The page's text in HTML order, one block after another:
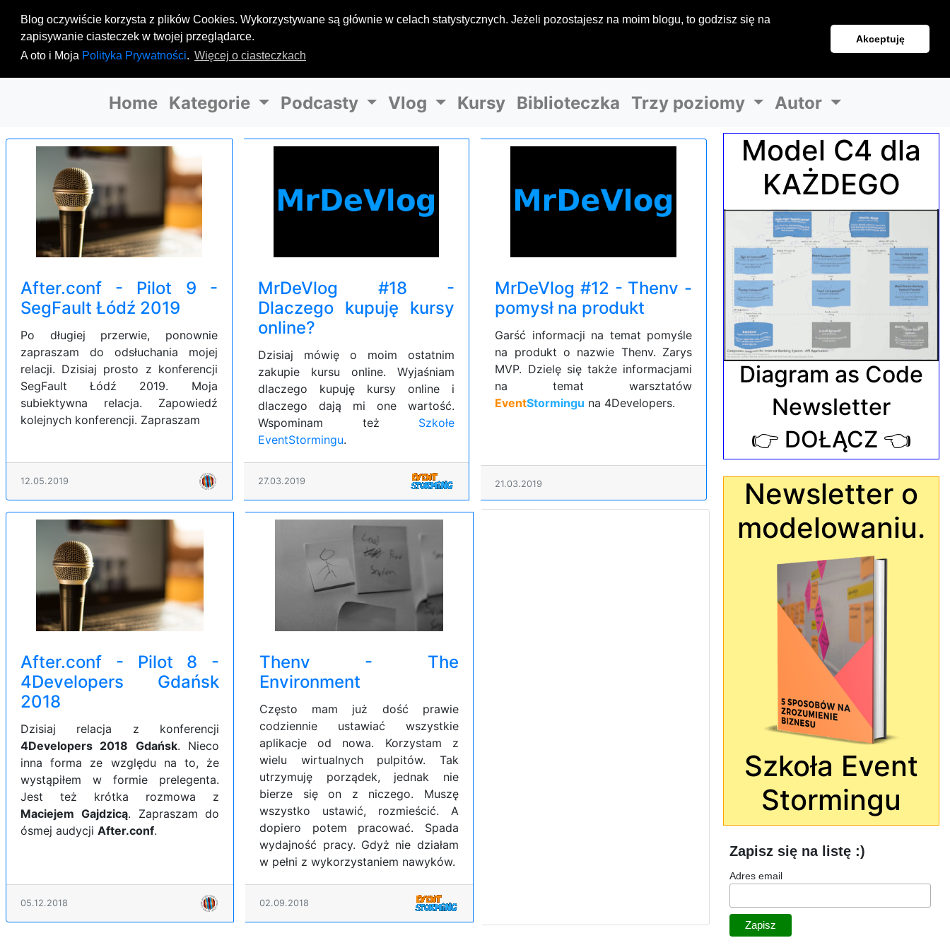
Blog oczywiście korzysta z plików Cookies. Wykorzystywane są głównie w celach statystycznych. Jeżeli pozostajesz na moim blogu, to godzisz się na
zapisywanie ciasteczek w twojej przeglądarce.
A oto i Moja Polityka Prywatności. Więcej o ciasteczkach
Akceptuję
Home Kategorie Podcasty Vlog Kursy Biblioteczka Trzy poziomy Autor
After.conf - Pilot 9 -
SegFault Łódź 2019
Po długiej przerwie, ponownie
zapraszam do odsłuchania mojej
relacji. Dzisiaj prosto z konferencji
SegFault Łódź 2019. Moja
subiektywna relacja. Zapowiedź
kolejnych konferencji. Zapraszam
12.05.2019
MrDeVlog #18 -
Dlaczego kupuję kursy
online?
Dzisiaj mówię o moim ostatnim
zakupie kursu online. Wyjaśniam
dlaczego kupuję kursy online i
dlaczego dają mi one wartość.
Wspominam też Szkołe
EventStormingu.
27.03.2019
MrDeVlog #12 - Thenv -
pomysł na produkt
Garść informacji na temat pomyśle
na produkt o nazwie Thenv. Zarys
MVP. Dzielę się także informacjami
na temat warsztatów
EventStormingu na 4Developers.
21.03.2019
After.conf - Pilot 8 -
4Developers Gdańsk
2018
Dzisiaj relacja z konferencji
4Developers 2018 Gdańsk. Nieco
inna forma ze względu na to, że
wystąpiłem w formie prelegenta.
Jest też krótka rozmowa z
Maciejem Gajdzicą. Zapraszam do
ósmej audycji After.conf.
05.12.2018
Thenv - The
Environment
Często mam już dość prawie
codziennie ustawiać wszystkie
aplikacje od nowa. Korzystam z
wielu wirtualnych pulpitów. Tak
utrzymuję porządek, jednak nie
bierze się on z niczego. Muszę
wszystko ustawić, rozmieścić. A
dopiero potem pracować. Spada
wydajność pracy. Gdyż nie działam
w pełni z wykorzystaniem nawyków.
02.09.2018
Model C4 dla
KAŻDEGO
Diagram as Code
Newsletter
👉 DOŁĄCZ 👈
Newsletter o
modelowaniu.
Szkoła Event
Stormingu
Zapisz się na listę :)
Adres email